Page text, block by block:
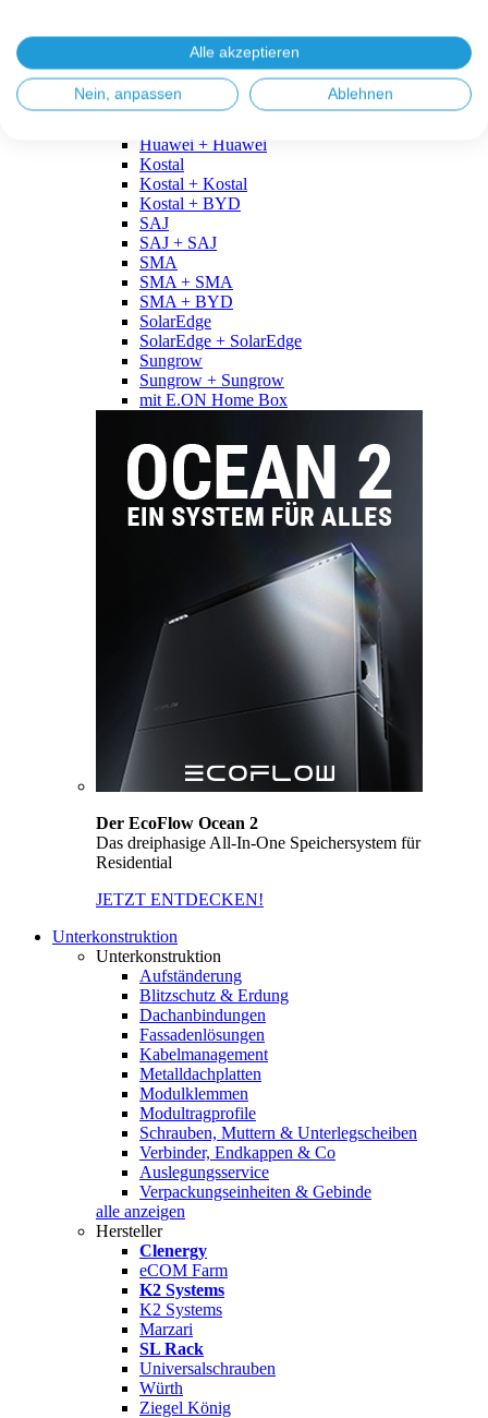
Fronius + BYD
GoodWe
GoodWe + GoodWe
GoodWe + BYD
Huawei + Huawei
Kostal
Kostal + Kostal
Kostal + BYD
SAJ
SAJ + SAJ
SMA
SMA + SMA
SMA + BYD
SolarEdge
SolarEdge + SolarEdge
Sungrow
Sungrow + Sungrow
mit E.ON Home Box
Der EcoFlow Ocean 2
Das dreiphasige All-In-One Speichersystem für
Residential
JETZT ENTDECKEN!
Unterkonstruktion
Unterkonstruktion
Aufständerung
Blitzschutz & Erdung
Dachanbindungen
Fassadenlösungen
Kabelmanagement
Metalldachplatten
Modulklemmen
Modultragprofile
Schrauben, Muttern & Unterlegscheiben
Verbinder, Endkappen & Co
Auslegungsservice
Verpackungseinheiten & Gebinde
alle anzeigen
Hersteller
Clenergy
eCOM Farm
K2 Systems
K2 Systems
Marzari
SL Rack
Universalschrauben
Würth
Ziegel König
Alle akzeptieren
Nein, anpassen Ablehnen